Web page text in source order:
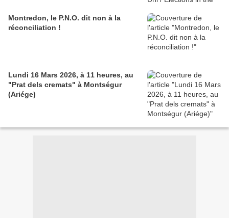
Montredon, le P.N.O. dit non à la
réconciliation !
Lundi 16 Mars 2026, à 11 heures, au
"Prat dels cremats" à Montségur
(Ariége)